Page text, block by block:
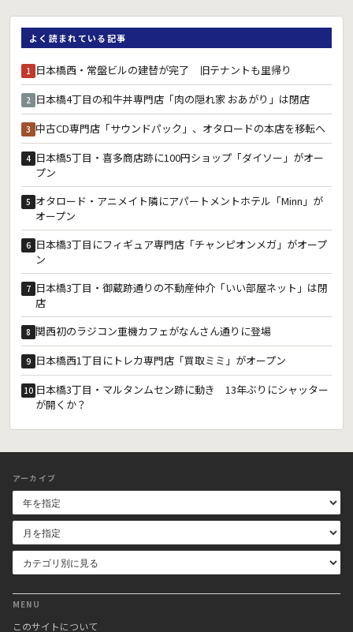
よく読まれている記事
1 日本橋西・常盤ビルの建替が完了 旧テナントも里帰り
2 日本橋4丁目の和牛丼専門店「肉の隠れ家 おあがり」は閉店
3 中古CD専門店「サウンドパック」、オタロードの本店を移転へ
4 日本橋5丁目・喜多商店跡に100円ショップ「ダイソー」がオー
プン
5 オタロード・アニメイト隣にアパートメントホテル「Minn」が
オープン
6 日本橋3丁目にフィギュア専門店「チャンピオンメガ」がオープ
ン
7 日本橋3丁目・御蔵跡通りの不動産仲介「いい部屋ネット」は閉
店
8 関西初のラジコン重機カフェがなんさん通りに登場
9 日本橋西1丁目にトレカ専門店「買取ミミ」がオープン
10 日本橋3丁目・マルタンムセン跡に動き 13年ぶりにシャッター
が開くか？
アーカイブ
MENU
このサイトについて